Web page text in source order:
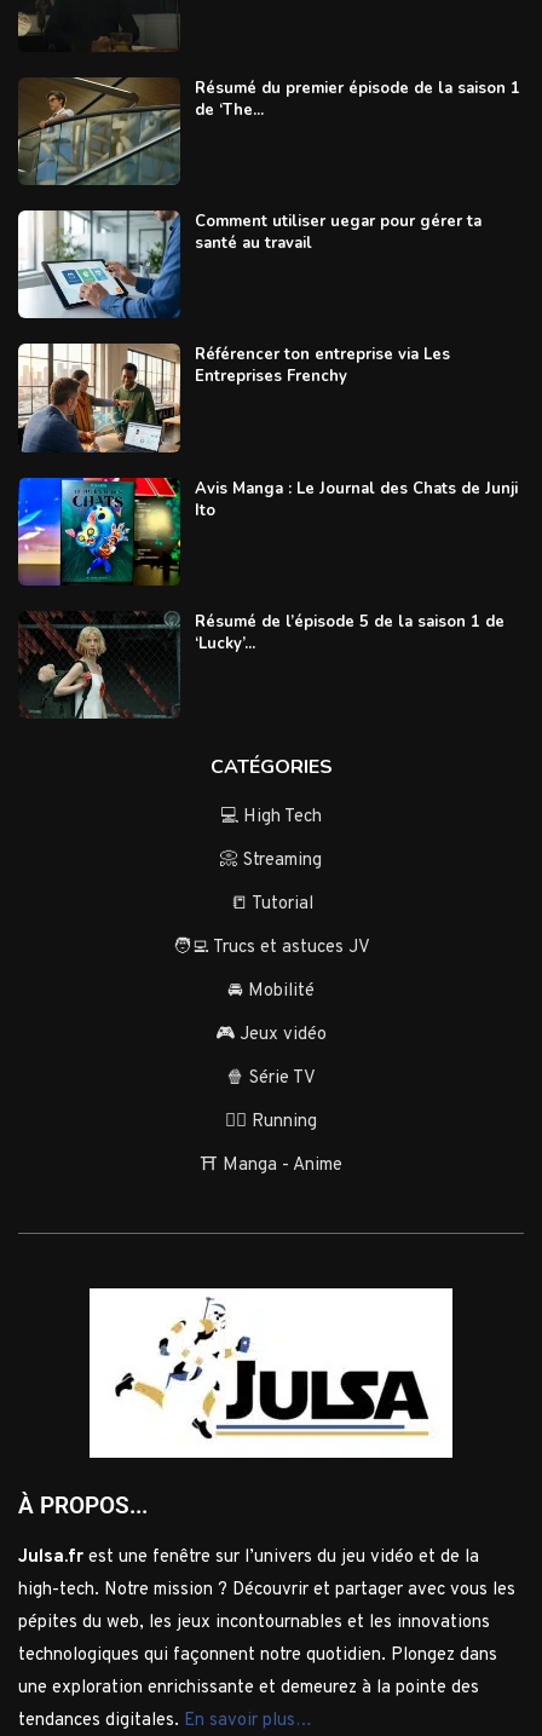
Résumé du premier épisode de la saison 1
de ‘The...
Comment utiliser uegar pour gérer ta
santé au travail
Référencer ton entreprise via Les
Entreprises Frenchy
Avis Manga : Le Journal des Chats de Junji
Ito
Résumé de l’épisode 5 de la saison 1 de
‘Lucky’...
CATÉGORIES
💻 High Tech
📀 Streaming
📒 Tutorial
🧑‍💻 Trucs et astuces JV
🚘 Mobilité
🎮 Jeux vidéo
🍿 Série TV
🏃‍♂️ Running
⛩️ Manga - Anime
À PROPOS...
Julsa.fr est une fenêtre sur l’univers du jeu vidéo et de la
high-tech. Notre mission ? Découvrir et partager avec vous les
pépites du web, les jeux incontournables et les innovations
technologiques qui façonnent notre quotidien. Plongez dans
une exploration enrichissante et demeurez à la pointe des
tendances digitales. En savoir plus…